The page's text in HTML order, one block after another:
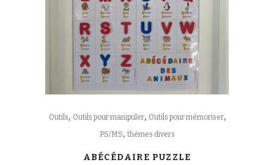
Outils, Outils pour manipuler, Outils pour mémoriser,
PS/MS, thèmes divers
ABÉCÉDAIRE PUZZLE